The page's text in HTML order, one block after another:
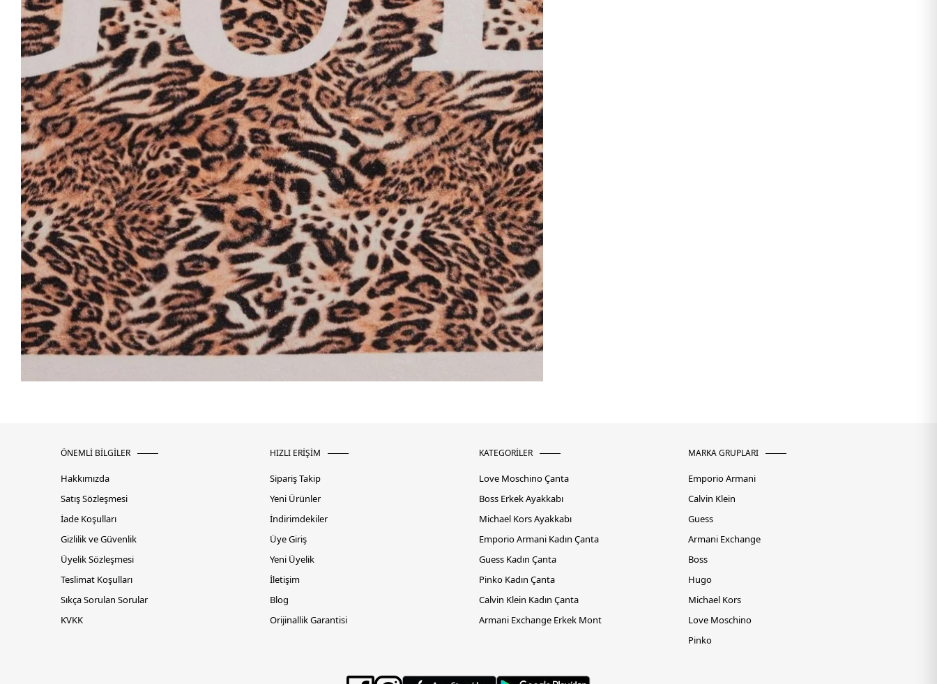
ÖNEMLİ BİLGİLER
Hakkımızda
Satış Sözleşmesi
İade Koşulları
Gizlilik ve Güvenlik
Üyelik Sözleşmesi
Teslimat Koşulları
Sıkça Sorulan Sorular
KVKK
HIZLI ERİŞİM
Sipariş Takip
Yeni Ürünler
İndirimdekiler
Üye Giriş
Yeni Üyelik
İletişim
Blog
Orijinallik Garantisi
KATEGORİLER
Love Moschino Çanta
Boss Erkek Ayakkabı
Michael Kors Ayakkabı
Emporio Armani Kadın Çanta
Guess Kadın Çanta
Pinko Kadın Çanta
Calvin Klein Kadın Çanta
Armani Exchange Erkek Mont
MARKA GRUPLARI
Emporio Armani
Calvin Klein
Guess
Armani Exchange
Boss
Hugo
Michael Kors
Love Moschino
Pinko